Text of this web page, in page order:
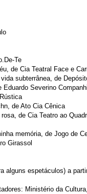
Te
de Cia Teatral Face e
subterrânea, de
Eduardo Severino
de Ato Cia Cênica
de Cia Teatro ao
memória, de Jogo de
Girassol
alguns espetáculos) a
Ministério da